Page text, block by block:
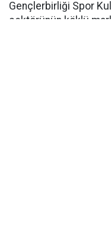
Gençlerbirliği Spor
sektörünün köklü